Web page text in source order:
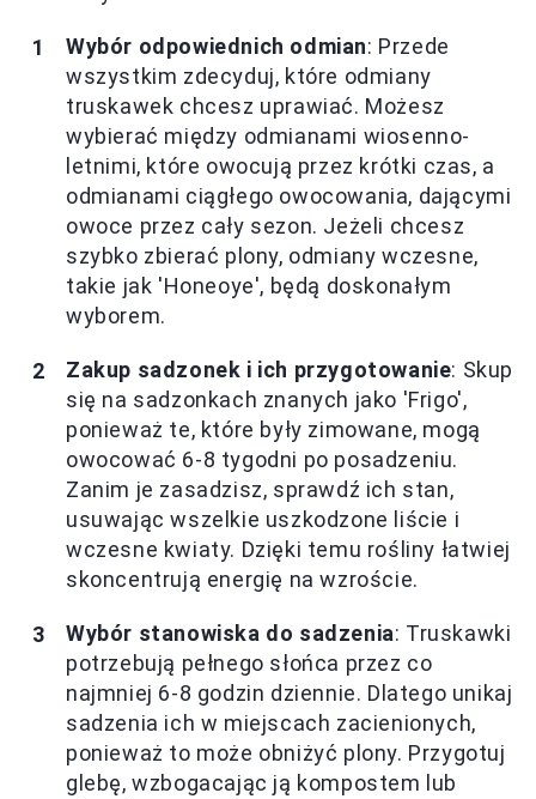
Wybór odpowiednich odmian: Przede
wszystkim zdecyduj, które odmiany
truskawek chcesz uprawiać. Możesz
wybierać między odmianami wiosenno-
letnimi, które owocują przez krótki czas, a
odmianami ciągłego owocowania, dającymi
owoce przez cały sezon. Jeżeli chcesz
szybko zbierać plony, odmiany wczesne,
takie jak 'Honeoye', będą doskonałym
wyborem.
Zakup sadzonek i ich przygotowanie: Skup
się na sadzonkach znanych jako 'Frigo',
ponieważ te, które były zimowane, mogą
owocować 6-8 tygodni po posadzeniu.
Zanim je zasadzisz, sprawdź ich stan,
usuwając wszelkie uszkodzone liście i
wczesne kwiaty. Dzięki temu rośliny łatwiej
skoncentrują energię na wzroście.
Wybór stanowiska do sadzenia: Truskawki
potrzebują pełnego słońca przez co
najmniej 6-8 godzin dziennie. Dlatego unikaj
sadzenia ich w miejscach zacienionych,
ponieważ to może obniżyć plony. Przygotuj
glebę, wzbogacając ją kompostem lub